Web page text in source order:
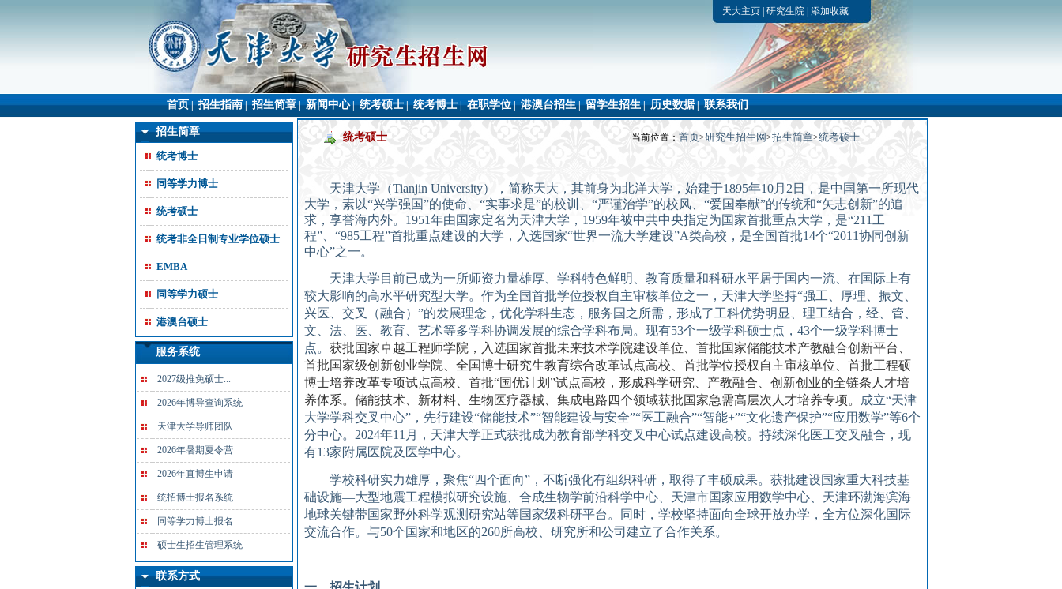
天大主页 研究生院 添加收藏
首页 | 招生指南 | 招生简章 | 新闻中心 | 统考硕士 | 统考博士 | 在职学位 | 港澳台招生 | 留学生招生 | 历史数据 | 联系我们
招生简章
统考博士
同等学力博士
统考硕士
统考非全日制专业学位硕士
EMBA
同等学力硕士
港澳台硕士
服务系统
2027级推免硕士...
2026年博导查询系统
天津大学导师团队
2026年暑期夏令营
2026年直博生申请
统招博士报名系统
同等学力博士报名
硕士生招生管理系统
联系方式
统考硕士 当前位置： 首页>研究生招生网>招生简章>统考硕士
天津大学（Tianjin University） ， 简称天大， 其前身为北洋大学，始建于1895年10月 2 日，是中国第一所现代
大学，素以“兴学强国”的使命、“实事求是”的校训、 “严谨治学”的校风、 “爱国奉献”的传统和“矢志创新”的追
求， 享誉海内外。 1951年由国家定名为天津大学 ， 1959年被中共中央指定为国家首批重点大学 ，是“211 工
程”、“985工程”首批重点建设的大学 ，入选国家“世界一流大学建设”A类高校，是全国首批14个“2011协同创新
中心”之一。
天津大学目前已成为一所师资力量雄厚、学科特色鲜明、教育质量和科研水平居于国内一流、在国际上有
较大影响的高水平研究型大学。 作为全国首批学位授权自主审核单位之一，天津大学坚持“强工、厚理、振文、
兴医、交叉（融合）”的发展理念，优化学科生态，服务国之所需，形成了工科优势明显、理工结合，经、管、
文、法、医、教育、艺术等多学科协调发展的综合学科布局。现有53个一级学科硕士点， 43个一级学科博士
点。 获批国家卓越工程师学院，入选国家首批未来技术学院建设单位、首批国家储能技术产教融合创新平台、
首批国家级创新创业学院、全国博士研究生教育综合改革试点高校、首批学位授权自主审核单位、首批工程硕
博士培养改革专项试点高校、首批“国优计划”试点高校，形成科学研究、产教融合、创新创业的全链条人才培
养体系。储能技术、新材料、生物医疗器械、集成电路四个领域获批国家急需高层次人才培养专项。
成立“天津
大学学科交叉中心”，先行建设“储能技术”“智能建设与安全”“医工融合”“智能+”“文化遗产保护”“应用数学”等6个
分中心。 2024年11 月，天津大学正式获批成为教育部学科交叉中心试点建设高校。持续深化医工交叉融合，现
有13家附属医院及医学中心。
学校科研实力雄厚，聚焦“四个面向”，不断强化有组织科研，取得了丰硕成果。获批建设国家重大科技基
础设施—大型地震工程模拟研究设施、合成生物学前沿科学中心、天津市国家应用数学中心、天津环渤海滨海
地球关键带国家野外科学观测研究站等国家级科研平台。同时，学校坚持面向全球开放办学，全方位深化国际
交流合作。与50个国家和地区的260所高校、研究所和公司建立了合作关系。